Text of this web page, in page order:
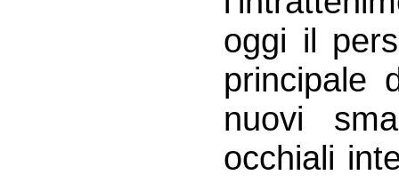
oggi il
principale
nuovi
occhiali